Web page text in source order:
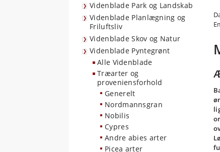
Videnblade Park og Landskab
Videnblade Planlægning og
Friluftsliv
Videnblade Skov og Natur
Videnblade Pyntegrønt
Alle Videnblade
Træarter og
proveniensforhold
Generelt
Nordmannsgran
Nobilis
Cypres
Andre abies arter
Picea arter